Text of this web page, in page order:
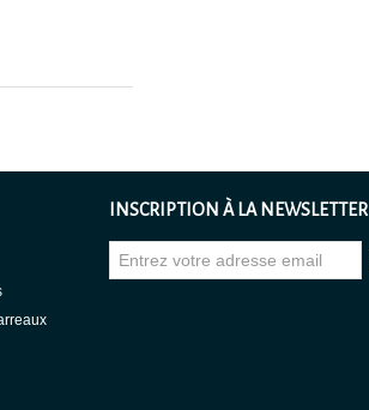
INSCRIPTION À LA NEWSLETTER